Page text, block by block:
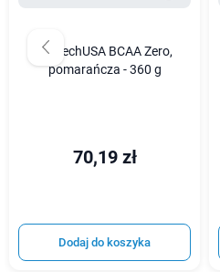
BioTechUSA BCAA Zero,
pomarańcza - 360 g
70,19 zł
Dodaj do koszyka